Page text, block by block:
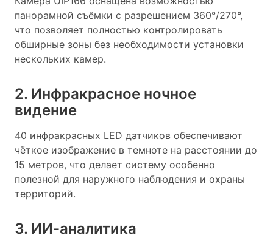
панорамной съёмки с разрешением 360°/270°,
что позволяет полностью контролировать
обширные зоны без необходимости установки
нескольких камер.
2. Инфракрасное ночное
видение
40 инфракрасных LED датчиков обеспечивают
чёткое изображение в темноте на расстоянии до
15 метров, что делает систему особенно
полезной для наружного наблюдения и охраны
территорий.
3. ИИ-аналитика